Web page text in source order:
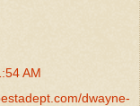
AM
dwayne-